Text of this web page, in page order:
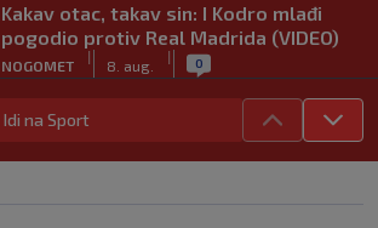
Kakav otac, takav sin: I Kodro mlađi
pogodio protiv Real Madrida (VIDEO)
NOGOMET
|
8. aug.
| 0
Sudija dosjetljivim komentarom
nasmijao publiku nakon žalbe tenisera
Idi na Sport